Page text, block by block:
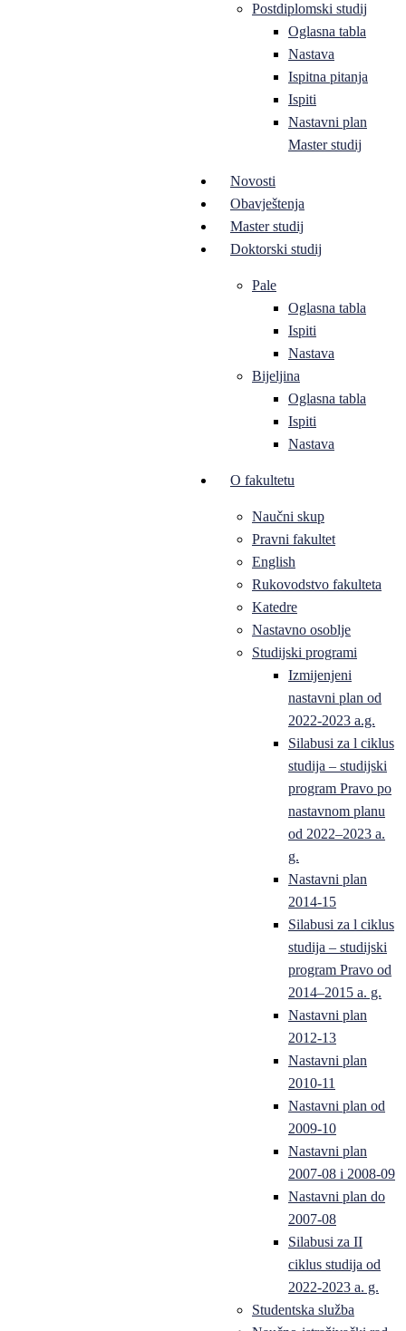
Postdiplomski studij
Oglasna tabla
Nastava
Ispitna pitanja
Ispiti
Nastavni plan
Master studij
Novosti
Obavještenja
Master studij
Doktorski studij
Pale
Oglasna tabla
Ispiti
Nastava
Bijeljina
Oglasna tabla
Ispiti
Nastava
O fakultetu
Naučni skup
Pravni fakultet
English
Rukovodstvo fakulteta
Katedre
Nastavno osoblje
Studijski programi
Izmijenjeni
nastavni plan od
2022-2023 a.g.
Silabusi za l ciklus
studija – studijski
program Pravo po
nastavnom planu
od 2022–2023 a.
g.
Nastavni plan
2014-15
Silabusi za l ciklus
studija – studijski
program Pravo od
2014–2015 a. g.
Nastavni plan
2012-13
Nastavni plan
2010-11
Nastavni plan od
2009-10
Nastavni plan
2007-08 i 2008-09
Nastavni plan do
2007-08
Silabusi za II
ciklus studija od
2022-2023 a. g.
Studentska služba